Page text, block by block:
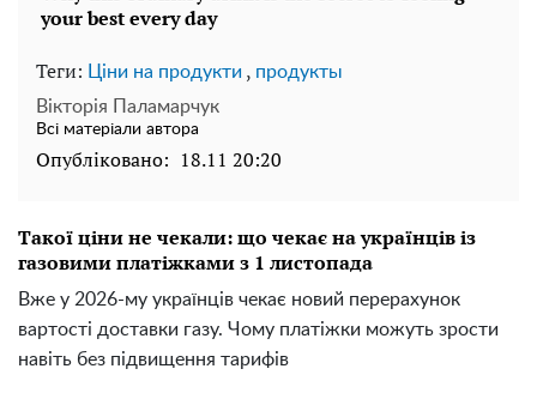
Теги: Ціни на продукти , продукты
Вікторія Паламарчук
Всі матеріали автора
Опубліковано: 18.11 20:20
Такої ціни не чекали: що чекає на українців із
газовими платіжками з 1 листопада
Вже у 2026-му українців чекає новий перерахунок
вартості доставки газу. Чому платіжки можуть зрости
навіть без підвищення тарифів